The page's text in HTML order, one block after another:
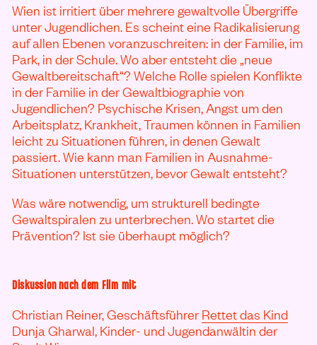
Wien ist irritiert über mehrere gewaltvolle Übergriffe
unter Jugendlichen. Es scheint eine Radikalisierung
auf allen Ebenen voranzuschreiten: in der Familie, im
Park, in der Schule. Wo aber entsteht die „neue
Gewaltbereitschaft“? Welche Rolle spielen Konflikte
in der Familie in der Gewaltbiographie von
Jugendlichen? Psychische Krisen, Angst um den
Arbeitsplatz, Krankheit, Traumen können in Familien
leicht zu Situationen führen, in denen Gewalt
passiert. Wie kann man Familien in Ausnahme-
Situationen unterstützen, bevor Gewalt entsteht?
Was wäre notwendig, um strukturell bedingte
Gewaltspiralen zu unterbrechen. Wo startet die
Prävention? Ist sie überhaupt möglich?
Diskussion nach dem Film mit
Christian Reiner,Geschäftsführer Rettet das Kind
Dunja Gharwal, Kinder- und Jugendanwältin der